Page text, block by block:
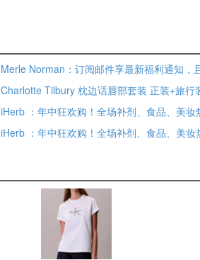
iHerb ：年中狂欢购！全场补剂、食品、美妆
iHerb ：年中狂欢购！全场补剂、食品、美妆